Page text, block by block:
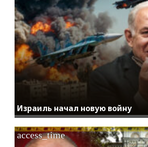
Израиль начал новую войну
access_time